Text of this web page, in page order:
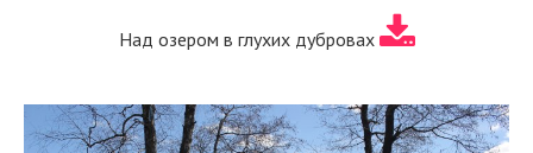
Над озером в глухих дубровах